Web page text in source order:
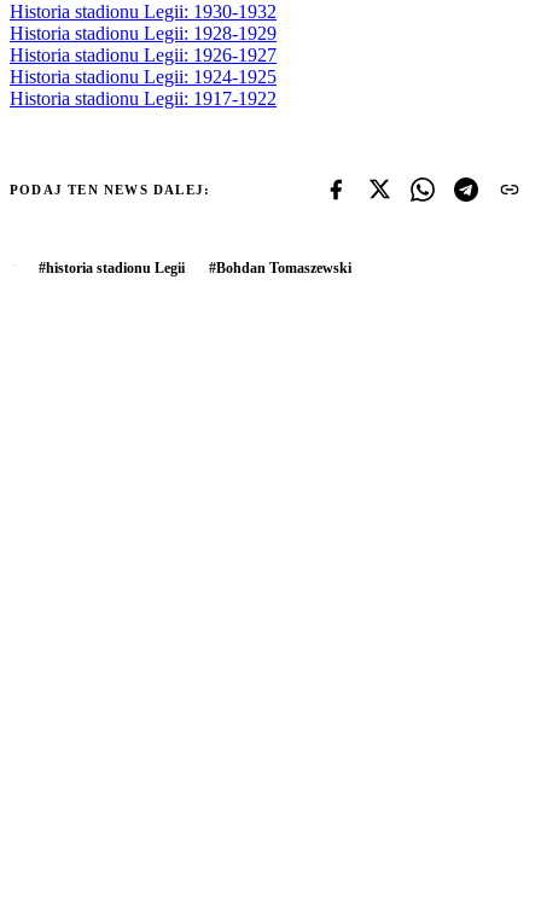
Historia stadionu Legii: 1930-1932
Historia stadionu Legii: 1928-1929
Historia stadionu Legii: 1926-1927
Historia stadionu Legii: 1924-1925
Historia stadionu Legii: 1917-1922
PODAJ TEN NEWS DALEJ:
#historia stadionu Legii #Bohdan Tomaszewski